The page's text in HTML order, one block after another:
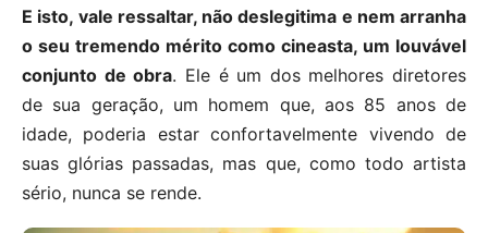
E isto, vale ressaltar, não deslegitima e nem arranha
o seu tremendo mérito como cineasta, um louvável
conjunto de obra. Ele é um dos melhores diretores
de sua geração, um homem que, aos 85 anos de
idade, poderia estar confortavelmente vivendo de
suas glórias passadas, mas que, como todo artista
sério, nunca se rende.